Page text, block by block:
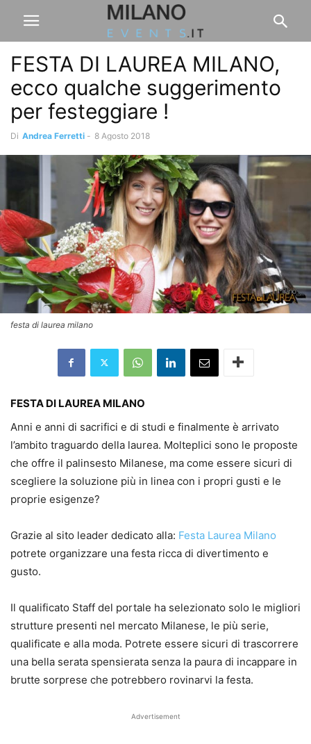
FESTA DI LAUREA MILANO,
ecco qualche suggerimento
per festeggiare !
Di Andrea Ferretti - 8 Agosto 2018
festa di laurea milano
FESTA DI LAUREA MILANO
Anni e anni di sacrifici e di studi e finalmente è arrivato
l’ambito traguardo della laurea. Molteplici sono le proposte
che offre il palinsesto Milanese, ma come essere sicuri di
scegliere la soluzione più in linea con i propri gusti e le
proprie esigenze?
Grazie al sito leader dedicato alla: Festa Laurea Milano
potrete organizzare una festa ricca di divertimento e
gusto.
Il qualificato Staff del portale ha selezionato solo le migliori
strutture presenti nel mercato Milanese, le più serie,
qualificate e alla moda. Potrete essere sicuri di trascorrere
una bella serata spensierata senza la paura di incappare in
brutte sorprese che potrebbero rovinarvi la festa.
Advertisement